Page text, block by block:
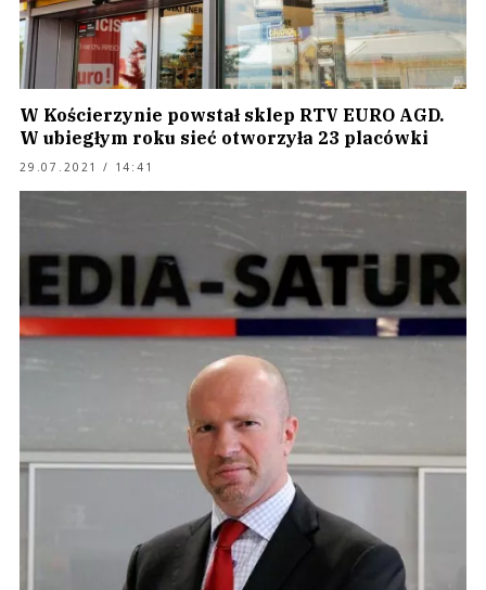
W Kościerzynie powstał sklep RTV EURO AGD.
W ubiegłym roku sieć otworzyła 23 placówki
29.07.2021 / 14:41